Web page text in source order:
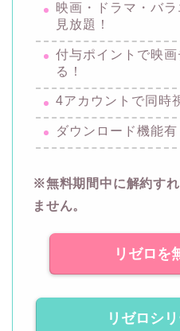
映画・ドラマ・バ
見放題！
付与ポイントで映
る！
4アカウントで同時
ダウンロード機能有
※無料期間中に解約す
ません。
リゼロを
リゼロシ